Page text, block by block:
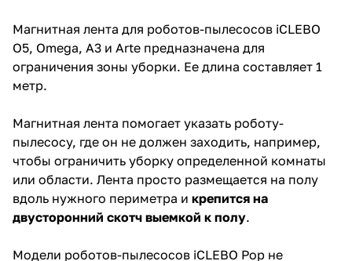
Магнитная лента для роботов-пылесосов iCLEBO
O5, Omega, A3 и Arte предназначена для
ограничения зоны уборки. Ее длина составляет 1
метр.
Магнитная лента помогает указать роботу-
пылесосу, где он не должен заходить, например,
чтобы ограничить уборку определенной комнаты
или области. Лента просто размещается на полу
вдоль нужного периметра и крепится на
двусторонний скотч выемкой к полу.
Модели роботов-пылесосов iCLEBO Pop не